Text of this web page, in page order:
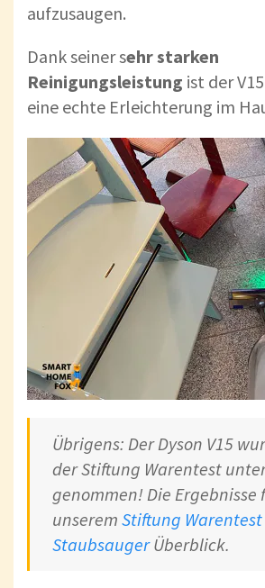
aufzusaugen.
Dank seiner sehr starken
Reinigungsleistung ist der
eine echte Erleichterung im
Übrigens: Der Dyson V15
der Stiftung Warentest
genommen! Die Ergebnisse
unserem Stiftung
StaubsaugerÜberblick.